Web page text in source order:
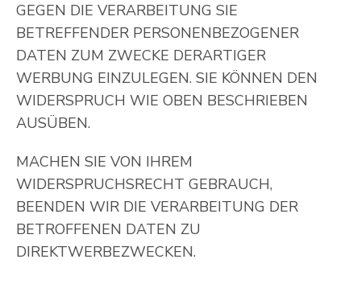
GEGEN DIE VERARBEITUNG SIE
BETREFFENDER PERSONENBEZOGENER
DATEN ZUM ZWECKE DERARTIGER
WERBUNG EINZULEGEN. SIE KÖNNEN DEN
WIDERSPRUCH WIE OBEN BESCHRIEBEN
AUSÜBEN.
MACHEN SIE VON IHREM
WIDERSPRUCHSRECHT GEBRAUCH,
BEENDEN WIR DIE VERARBEITUNG DER
BETROFFENEN DATEN ZU
DIREKTWERBEZWECKEN.